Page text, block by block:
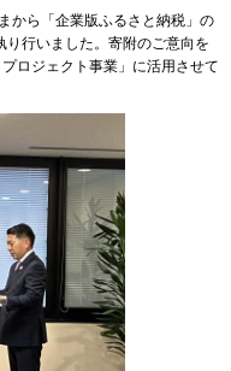
から「企業版ふるさと納税」の
行いました。寄附のご意向を
ロジェクト事業」に活用させて